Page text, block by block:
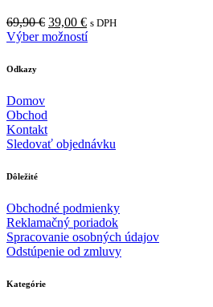
69,90€ Pôvodná
cena
39,00 €Aktuálna
cena
s DPH
Výber možností
Odkazy
Domov
Obchod
Kontakt
Sledovať objednávku
Dôležité
Obchodné podmienky
Reklamačný poriadok
Spracovanie osobných údajov
Odstúpenie od zmluvy
Kategórie